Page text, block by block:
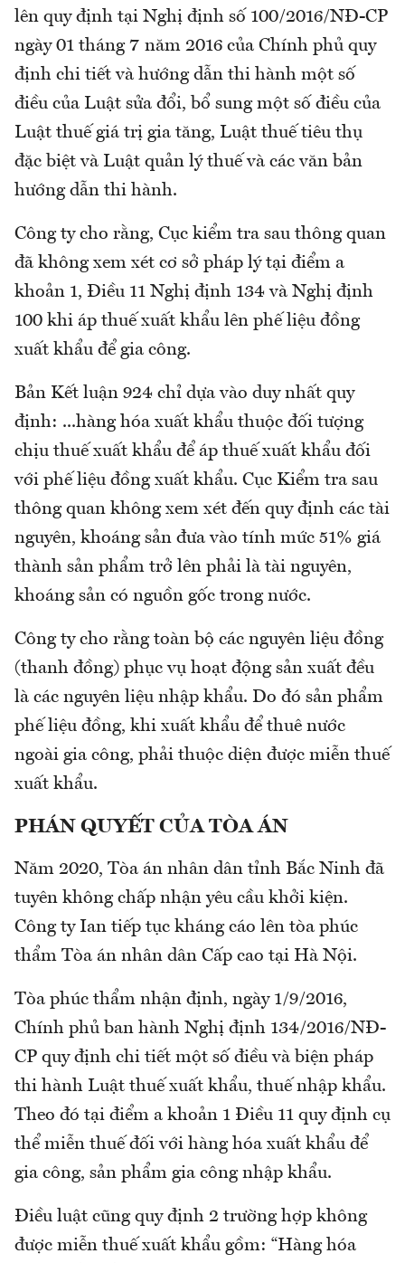
lên quy định tại Nghị định số 100/2016/NĐ-CP
ngày 01 tháng 7 năm 2016 của Chính phủ quy
định chi tiết và hướng dẫn thi hành một số
điều của Luật sửa đổi, bổ sung một số điều của
Luật thuế giá trị gia tăng, Luật thuế tiêu thụ
đặc biệt và Luật quản lý thuế và các văn bản
hướng dẫn thi hành.
Công ty cho rằng, Cục kiểm tra sau thông quan
đã không xem xét cơ sở pháp lý tại điểm a
khoản 1, Điều 11 Nghị định 134 và Nghị định
100 khi áp thuế xuất khẩu lên phế liệu đồng
xuất khẩu để gia công.
Bản Kết luận 924 chỉ dựa vào duy nhất quy
định: ...hàng hóa xuất khẩu thuộc đối tượng
chịu thuế xuất khẩu để áp thuế xuất khẩu đối
với phế liệu đồng xuất khẩu. Cục Kiểm tra sau
thông quan không xem xét đến quy định các tài
nguyên, khoáng sản đưa vào tính mức 51% giá
thành sản phẩm trở lên phải là tài nguyên,
khoáng sản có nguồn gốc trong nước.
Công ty cho rằng toàn bộ các nguyên liệu đồng
(thanh đồng) phục vụ hoạt động sản xuất đều
là các nguyên liệu nhập khẩu. Do đó sản phẩm
phế liệu đồng, khi xuất khẩu để thuê nước
ngoài gia công, phải thuộc diện được miễn thuế
xuất khẩu.
PHÁN QUYẾT CỦA TÒA ÁN
Năm 2020, Tòa án nhân dân tỉnh Bắc Ninh đã
tuyên không chấp nhận yêu cầu khởi kiện.
Công ty Ian tiếp tục kháng cáo lên tòa phúc
thẩm Tòa án nhân dân Cấp cao tại Hà Nội.
Tòa phúc thẩm nhận định, ngày 1/9/2016,
Chính phủ ban hành Nghị định 134/2016/NĐ-
CP quy định chi tiết một số điều và biện pháp
thi hành Luật thuế xuất khẩu, thuế nhập khẩu.
Theo đó tại điểm a khoản 1 Điều 11 quy định cụ
thể miễn thuế đối với hàng hóa xuất khẩu để
gia công, sản phẩm gia công nhập khẩu.
Điều luật cũng quy định 2 trường hợp không
được miễn thuế xuất khẩu gồm: “Hàng hóa